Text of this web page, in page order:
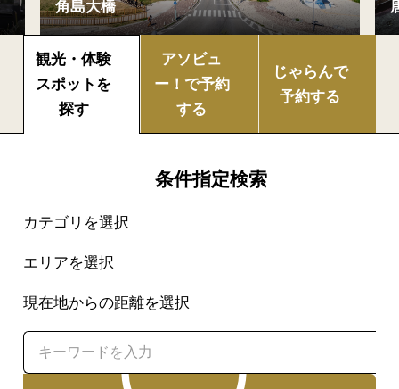
観光・体験
スポットを
探す
アソビュ
ー！で予約
する
じゃらんで
予約する
条件指定検索
カテゴリを選択
エリアを選択
現在地からの距離を選択